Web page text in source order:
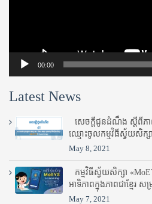
00:00
Latest News
សេចក្តីជូនដំណឹង ស្តី​ពីភា
ឈ្មោះ​ចូល​កម្មវិធី​ស្វ័យសិក្ស
May 8, 2021
កម្មវិធីស្វ័យសិក្សា
អាទិភាពក្នុងភាពជាខ្មែរ ស
May 7, 2021